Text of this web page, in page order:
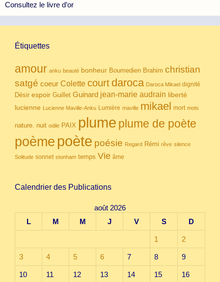
Consultez le livre d’or
Étiquettes
amour anku beauté bonheur Boumedien Brahim christian
satgé coeur Colette court daroca Daroca Mikael dignité
Désir espoir Guillet Guinard jean-marie audrain liberté
lucienne Lucienne Maville-Anku Lumière maville mikael mort mots
nature. nuit odile PAIX plume plume de poète
poème poète poésie Regard Rémi rêve silence
Solitude sonnet stonham temps Vie âme
Calendrier des Publications
août 2026
L
M M J V S D
1 2
3 4 5 6 7 8 9
10 11 12 13 14 15 16